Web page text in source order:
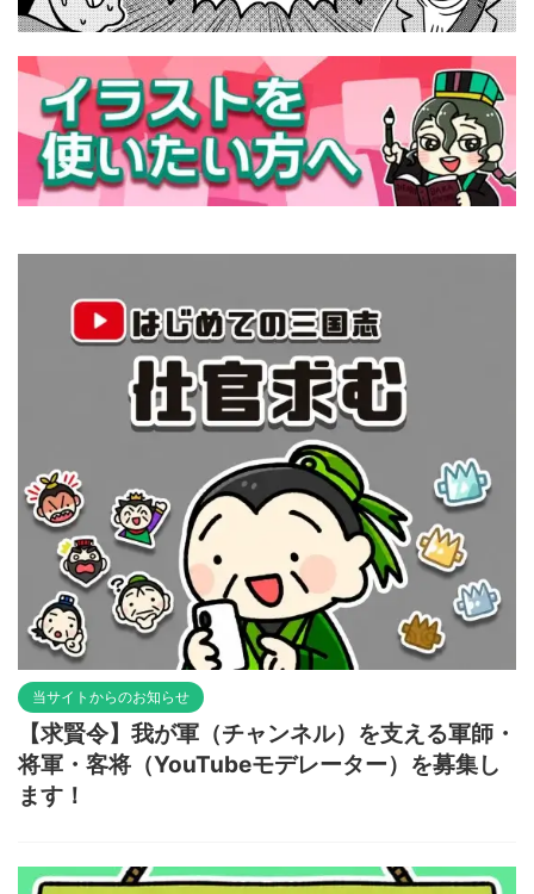
当サイトからのお知らせ
【求賢令】我が軍（チャンネル）を支える軍師・
将軍・客将（YouTubeモデレーター）を募集し
ます！